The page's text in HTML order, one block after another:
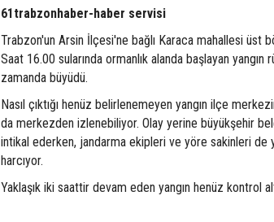
61trabzonhaber-haber servisi
Trabzon'un Arsin İlçesi'ne bağlı Karaca mahallesi üst
Saat 16.00 sularında ormanlık alanda başlayan yangın
zamanda büyüdü.
Nasıl çıktığı henüz belirlenemeyen yangın ilçe
da merkezden izlenebiliyor. Olay yerine büyükşehir
intikal ederken, jandarma ekipleri ve yöre sakinleri de
harcıyor.
Yaklaşık iki saattir devam eden yangın henüz kontrol